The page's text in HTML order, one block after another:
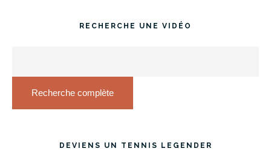
RECHERCHE UNE VIDÉO
Recherche complète
DEVIENS UN TENNIS LEGENDER